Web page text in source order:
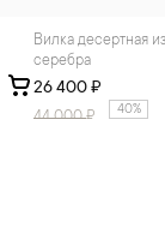
Вилка десертная из
серебра
26 400 ₽
44 000₽ 40%